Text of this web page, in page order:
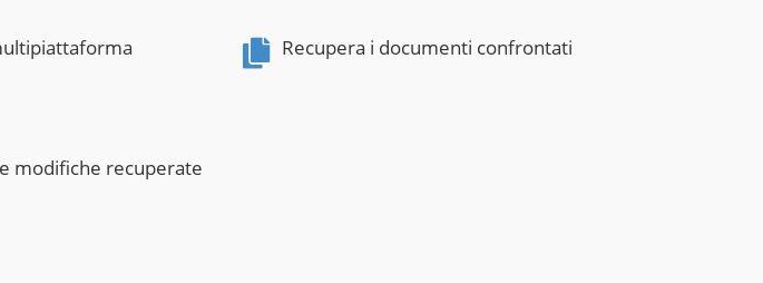
Recupera i documenti confrontati
modifiche recuperate